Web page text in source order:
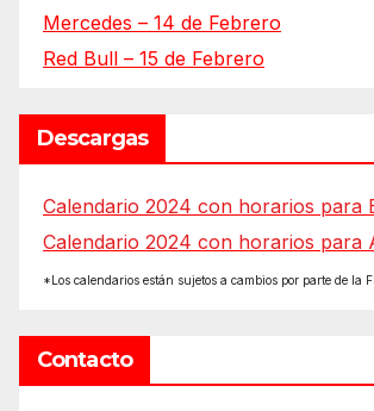
Mercedes – 14 de Febrero
Red Bull – 15 de Febrero
Descargas
Calendario 2024 con horarios para
Calendario 2024 con horarios para
*Los calendarios están sujetos a cambios por parte de la
Contacto